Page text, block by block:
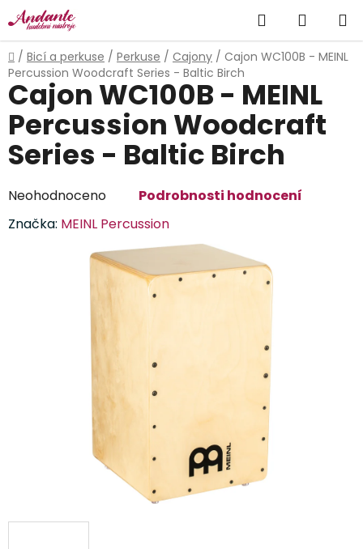
Přejít
na
obsah
Hledat
KOŠÍK
Domů
/ Bicí a perkuse / Perkuse / Cajony / Cajon WC100B - MEINL
Percussion Woodcraft Series - Baltic Birch
Cajon WC100B - MEINL
Percussion Woodcraft
Series - Baltic Birch
Průměrné
produktu
Neohodnoceno
Podrobnosti hodnocení
Značka: MEINL Percussion